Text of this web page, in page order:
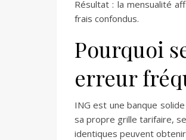
Résultat : la mensualité
frais confondus.
Pourquoi
erreur
ING est une banque
sa propre grille tarifaire,
identiques peuvent